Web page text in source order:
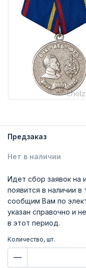
Предзаказ
Нет в наличии
Идет сбор заявок на
появится в наличии в
сообщим Вам по
указан справочно и
в этот период.
Количество, шт.